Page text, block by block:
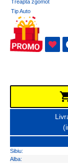
Treapta zgomot
Tip Auto
Sibiu:
Alba: